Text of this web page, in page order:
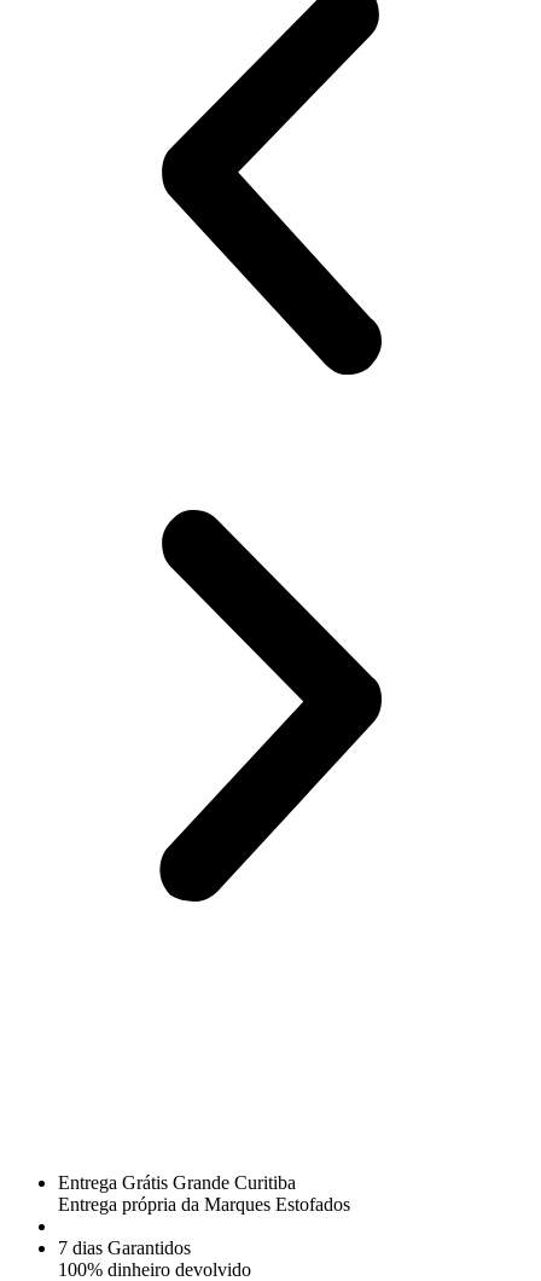
Entrega Grátis Grande Curitiba
Entrega própria da Marques Estofados
7 dias Garantidos
100% dinheiro devolvido